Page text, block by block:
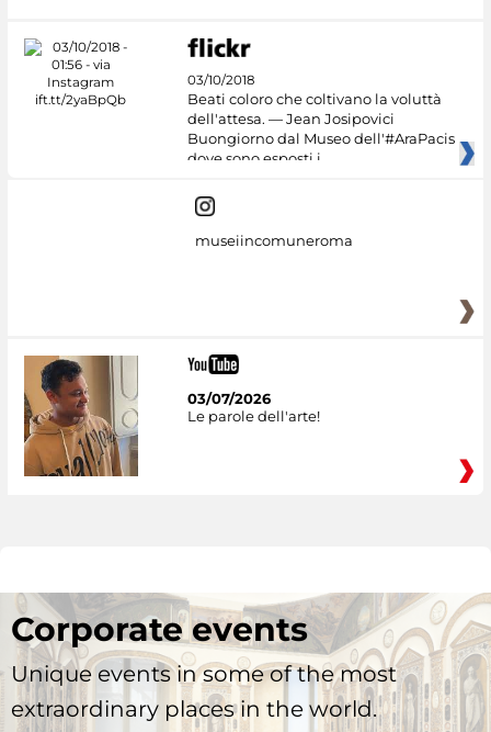
03/10/2018
Beati coloro che coltivano la voluttà
dell'attesa. — Jean Josipovici
Buongiorno dal Museo dell'#AraPacis
dove sono esposti i
museiincomuneroma
03/07/2026
Le parole dell'arte!
Corporate events
Unique events in some of the most
extraordinary places in the world.